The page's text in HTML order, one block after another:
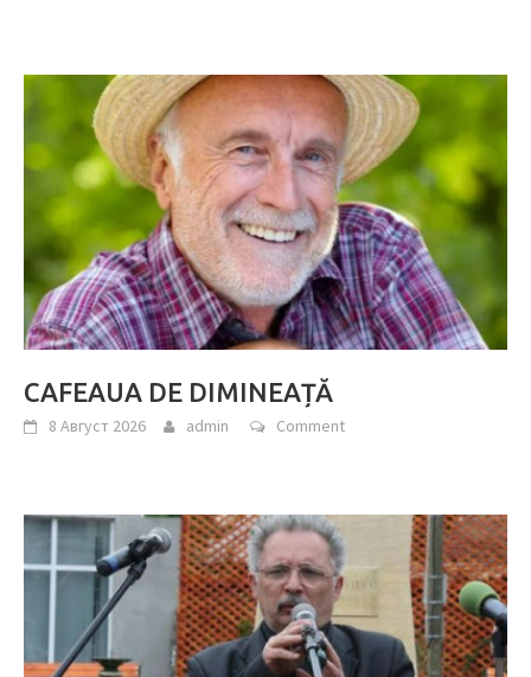
CAFEAUA DE DIMINEAȚĂ
8 Август 2026 admin Comment